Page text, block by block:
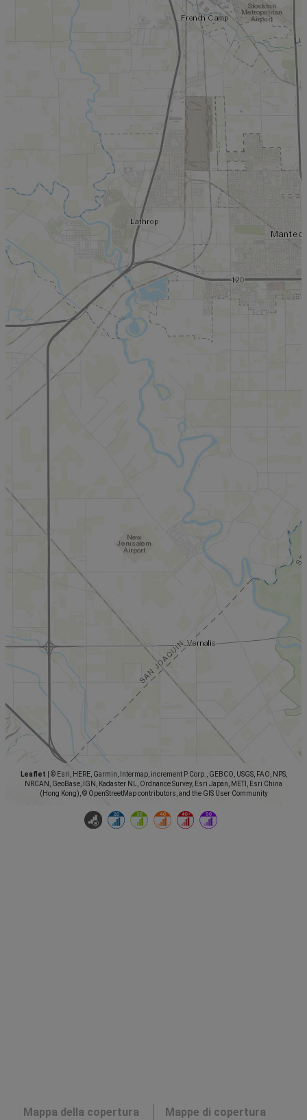
Leaflet
© Esri, HERE, Garmin, Intermap, increment P Corp., GEBCO, USGS, FAO, NPS,
NRCAN, GeoBase, IGN, Kadaster NL, Ordnance Survey, Esri Japan, METI, Esri China
(Hong Kong), © OpenStreetMap contributors, and the GIS User Community
Mappa della copertura
Mappe di copertura